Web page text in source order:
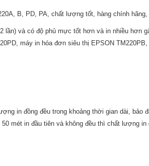
B, PD, PA, chất lượng tốt, hàng chính
lần) và có độ phủ mực tốt hơn và in nhiều hơn
máy in hóa đơn siêu thị EPSON
in đồng đều trong khoảng thời gian dài,
mét in đầu tiên và không đều thì chất lượng